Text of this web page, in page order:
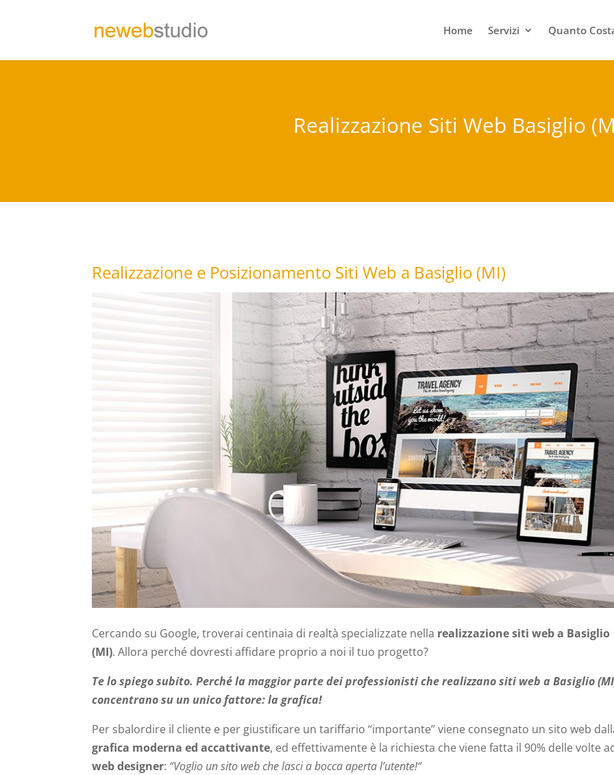
Home Servizi Quanto
Realizzazione Siti Web Basiglio
Realizzazione e Posizionamento Siti Web a Basiglio (MI)
Cercando su Google, troverai centinaia di realtà specializzate nella realizzazione siti web a Basiglio
(MI). Allora perché dovresti affidare proprio a noi il tuo progetto?
Te lo spiego subito. Perché la maggior parte dei professionisti che realizzano siti web a Basiglio
concentrano su un unico fattore: la grafica!
Per sbalordire il cliente e per giustificare un tariffario “importante” viene consegnato un sito web
grafica moderna ed accattivante, ed effettivamente è la richiesta che viene fatta il 90% delle volte
web designer: “Voglio un sito web che lasci a bocca aperta l’utente!“